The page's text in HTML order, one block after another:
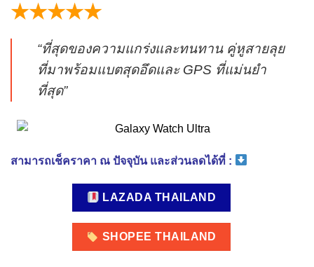
★★★★★
“ที่สุดของความแกร่งและทนทาน คู่หูสายลุย
ที่มาพร้อมแบตสุดอึดและ GPS ที่แม่นยำ
ที่สุด”
สามารถเช็คราคา ณ ปัจจุบัน และส่วนลดได้ที่ :
LAZADA THAILAND
SHOPEE THAILAND